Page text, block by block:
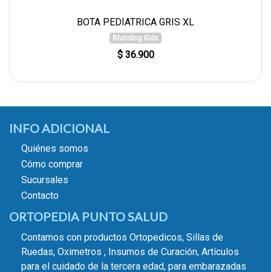
BOTA PEDIATRICA GRIS XL
Blunding Kids
$ 36.900
INFO ADICIONAL
Quiénes somos
Cómo comprar
Sucursales
Contacto
ORTOPEDIA PUNTO SALUD
Contamos con productos Ortopedicos, Sillas de
Ruedas, Oximetros , Insumos de Curación, Artículos
para el cuidado de la tercera edad, para embarazadas